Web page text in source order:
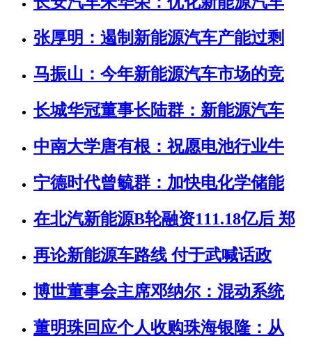
张厚明：遏制新能源汽车产能过剩
马振山：今年新能源汽车市场的竞
长城华冠董事长陆群：新能源汽车
中南大学唐有根：祝愿电池行业牛
宁德时代曾毓群：加快电化学储能
在北汽新能源B轮融资111.18亿后 郑
再论新能源车路线 付于武喊话政
博世董事会主席邓纳尔：混动系统
董明珠回应个人收购珠海银隆：从